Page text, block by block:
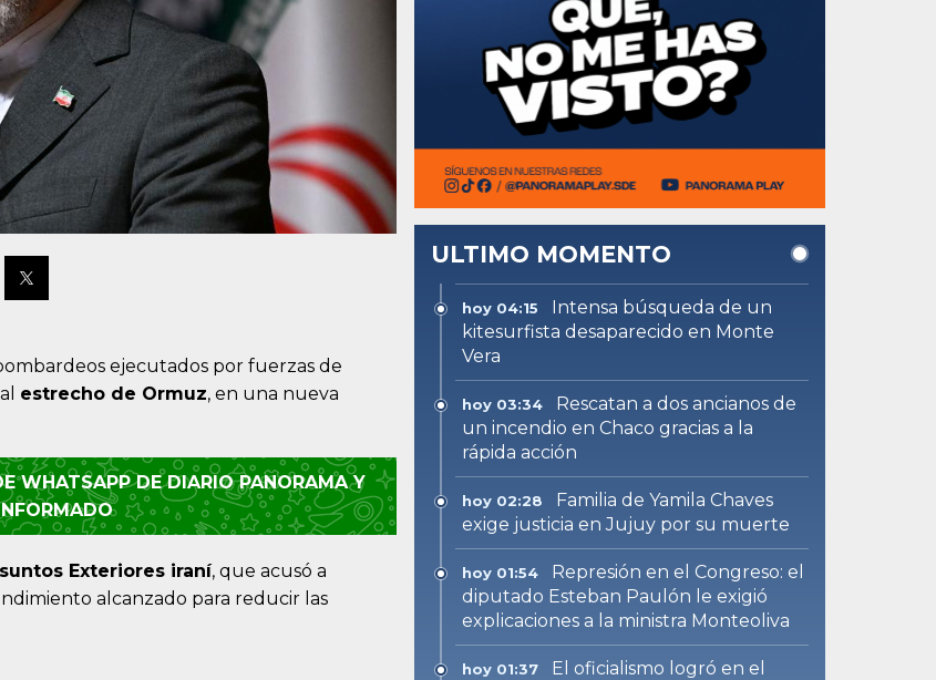
ejecutados por fuerzas de
estrecho de Ormuz, en una nueva
WHATSAPP DE DIARIO PANORAMA Y
Exteriores iraní, que acusó a
alcanzado para reducir las
ULTIMO MOMENTO
hoy 04:15
Intensa búsqueda de un
kitesurfista desaparecido en Monte
Vera
hoy 03:34
Rescatan a dos ancianos de
un incendio en Chaco gracias a la
rápida acción
hoy 02:28
Familia de Yamila Chaves
exige justicia en Jujuy por su muerte
hoy 01:54
Represión en el Congreso: el
diputado Esteban Paulón le exigió
explicaciones a la ministra Monteoliva
hoy 01:37
El oficialismo logró en el